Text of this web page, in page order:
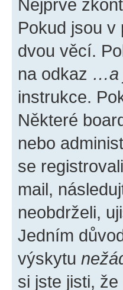
Nejprve
Pokud jsou v
dvou věcí.
na odkaz …a
instrukce.
Některé
nebo
se
mail,
neobdrželi,
Jedním
výskytu
si jste jisti,